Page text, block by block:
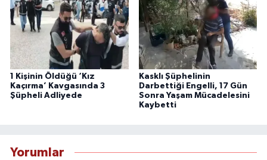
1 Kişinin Öldüğü ‘Kız
Kaçırma’ Kavgasında 3
Şüpheli Adliyede
Kasklı Şüphelinin
Darbettiği Engelli, 17 Gün
Sonra Yaşam Mücadelesini
Kaybetti
Yorumlar